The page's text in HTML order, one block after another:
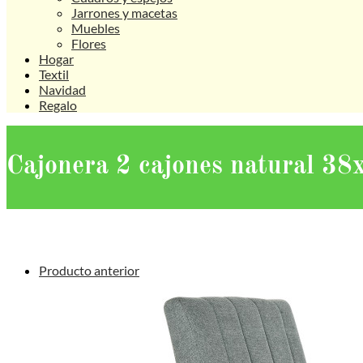
Jarrones y macetas
Muebles
Flores
Hogar
Textil
Navidad
Regalo
Cajonera 2 cajones natural
Producto anterior